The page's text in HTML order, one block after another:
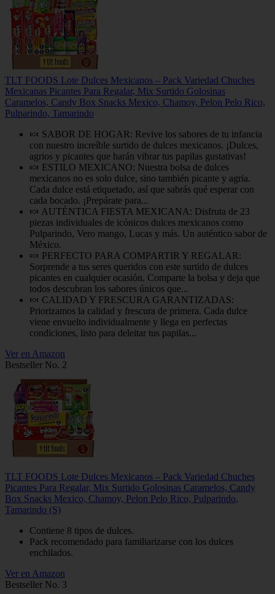
TLT FOODS Lote Dulces Mexicanos – Pack Variedad Chuches
Mexicanas Picantes Para Regalar, Mix Surtido Golosinas
Caramelos, Candy Box Snacks Mexico, Chamoy, Pelon Pelo Rico,
Pulparindo, Tamarindo
🍬 SABOR DE HOGAR: Revive los sabores de tu infancia
con nuestro increíble surtido de dulces mexicanos. ¡Dulces,
agrios y picantes que harán vibrar tus papilas gustativas!
🍬 ESTILO MEXICANO: Nuestra bolsa de dulces
mexicanos no es solo dulce, sino también picante y agria.
Cada dulce está etiquetado, así que sabrás qué esperar con
cada bocado. ¡Prepárate para...
🍬 AUTÉNTICA FIESTA MEXICANA: Disfruta de 23
piezas individuales de icónicos dulces mexicanos como
Pulparindo, Vero mango, Lucas y más. Un auténtico sabor de
México.
🍬 PERFECTO PARA COMPARTIR Y REGALAR:
Sorprende a tus seres queridos con este surtido de dulces
picantes en cualquier ocasión. Comparte la bolsa y deja que
todos descubran los sabores únicos que...
🍬 CALIDAD Y FRESCURA GARANTIZADAS:
Priorizamos la calidad y frescura de primera. Cada dulce
viene envuelto individualmente y llega en perfectas
condiciones, listo para deleitar tus papilas...
Ver en Amazon
Bestseller No. 2
TLT FOODS Lote Dulces Mexicanos – Pack Variedad Chuches
Picantes Para Regalar, Mix Surtido Golosinas Caramelos, Candy
Box Snacks Mexico, Chamoy, Pelon Pelo Rico, Pulparindo,
Tamarindo (S)
Contiene 8 tipos de dulces.
Pack recomendado para familiarizarse con los dulces
enchilados.
Ver en Amazon
Bestseller No. 3